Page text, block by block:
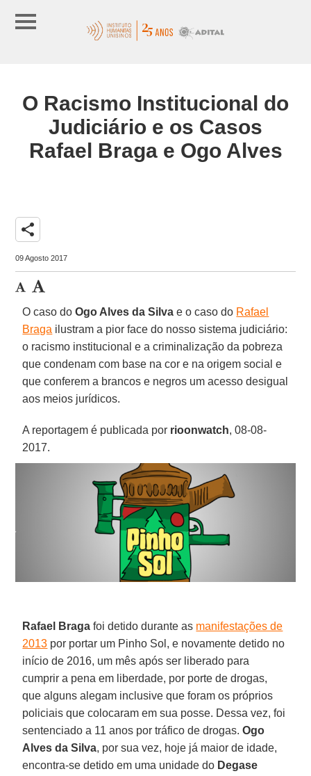
O Racismo Institucional do
Judiciário e os Casos
Rafael Braga e Ogo Alves
share
09 Agosto 2017
O caso doOgo Alves da Silva e o caso do Rafael
Braga ilustram a pior face do nosso sistema judiciário:
o racismo institucional e a criminalização da pobreza
que condenam com base na cor e na origem social e
que conferem a brancos e negros um acesso desigual
aos meios jurídicos.
A reportagem é publicada por rioonwatch, 08-08-
2017.
Rafael Braga foi detido durante as manifestações de
2013 por portar um Pinho Sol, e novamente detido no
início de 2016, um mês após ser liberado para
cumprir a pena em liberdade, por porte de drogas,
que alguns alegam inclusive que foram os próprios
policiais que colocaram em sua posse. Dessa vez, foi
sentenciado a 11 anos por tráfico de drogas.Ogo
Alves da Silva, por sua vez, hoje já maior de idade,
encontra-se detido em uma unidade do Degase